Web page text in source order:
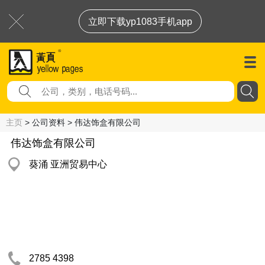
立即下载yp1083手机app
主页 > 公司资料 > 伟达饰盒有限公司
伟达饰盒有限公司
葵涌 亚洲贸易中心
2785 4398